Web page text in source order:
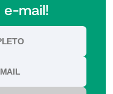
e-mail!